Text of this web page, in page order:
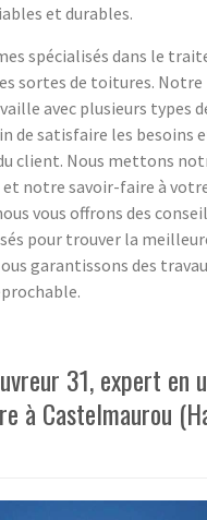
et durables.
spécialisés dans le
sortes de toitures. Notre
avec plusieurs types
de satisfaire les besoins
client. Nous mettons
et notre savoir-faire à
vous offrons des
pour trouver la
garantissons des
31, expert en
à Castelmaurou